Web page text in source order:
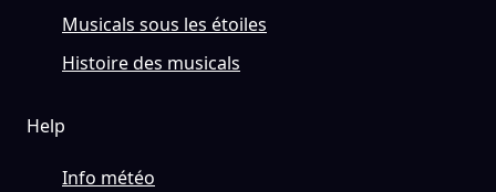
Musicals sous les étoiles
Histoire des musicals
Help
Info météo